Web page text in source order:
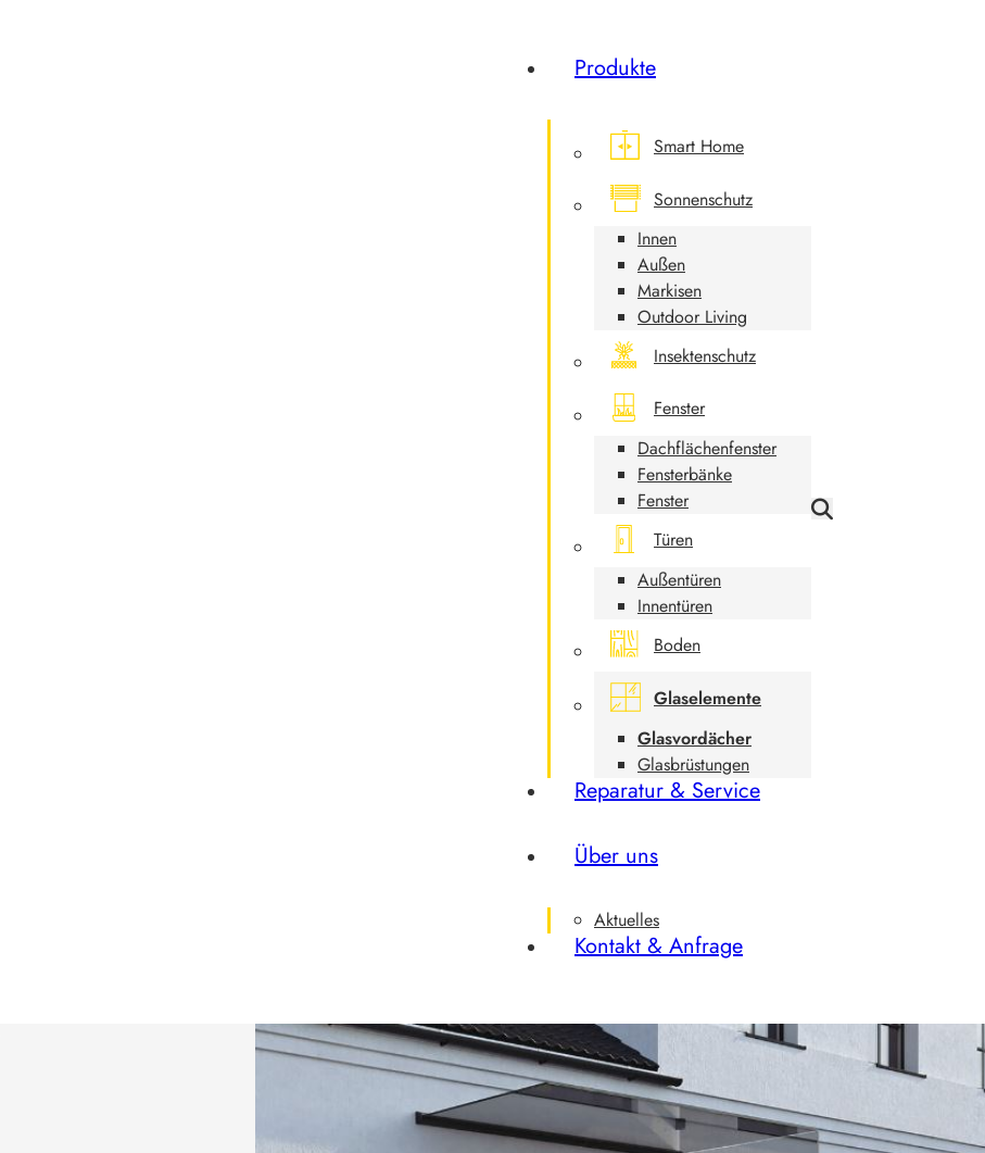
Produkte
Smart Home
Sonnenschutz
Innen
Außen
Markisen
Outdoor Living
Insektenschutz
Fenster
Dachflächenfenster
Fensterbänke
Fenster
Türen
Außentüren
Innentüren
Boden
Glaselemente
Glasvordächer
Glasbrüstungen
Reparatur & Service
Über uns
Aktuelles
Kontakt & Anfrage